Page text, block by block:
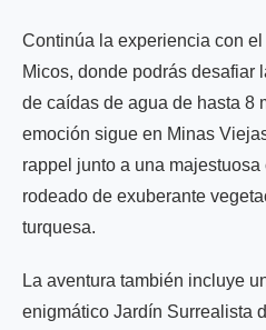
Continúa la experiencia con
Micos, donde podrás desafiar
de caídas de agua de hasta 8
emoción sigue en Minas
rappel junto a una
rodeado de exuberante
turquesa.
La aventura también incluye
enigmático Jardín Surrealista